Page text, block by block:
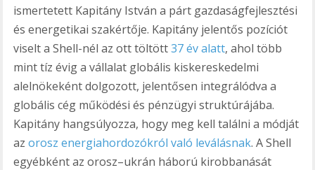
ismertetett Kapitány István a párt gazdaságfejlesztési
és energetikai szakértője. Kapitány jelentős pozíciót
viselt a Shell-nél az ott töltött37 év alatt, ahol több
mint tíz évig a vállalat globális kiskereskedelmi
alelnökeként dolgozott, jelentősen integrálódva a
globális cég működési és pénzügyi struktúrájába.
Kapitány hangsúlyozza, hogy meg kell találni a módját
azorosz energiahordozókról való leválásnak. A Shell
egyébként az orosz–ukrán háború kirobbanását